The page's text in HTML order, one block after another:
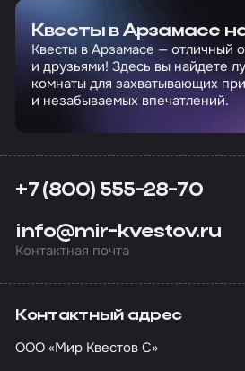
Квесты в Арзамасе
Квесты в Арзамасе — отличный
и друзьями! Здесь вы найдете
комнаты для захватывающих
и незабываемых впечатлений.
+7 (800) 555-28-70
info@mir-kvestov.ru
Контактная почта
Контактный адрес
ООО «Мир Квестов С»